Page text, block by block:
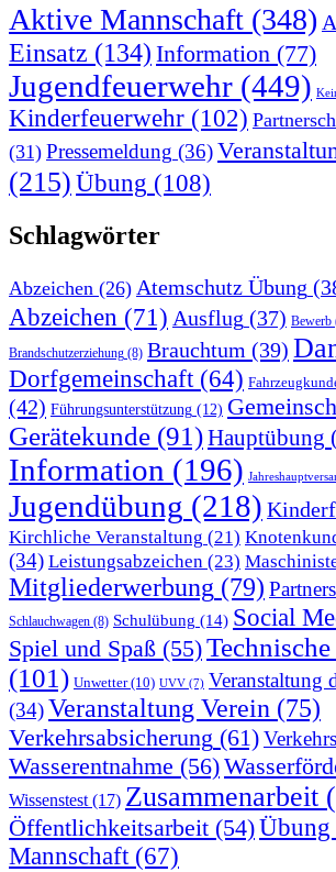
Aktive Mannschaft (348)
Einsatz (134) Information (77)
Jugendfeuerwehr (449)
Kinderfeuerwehr (102)
(31) Pressemeldung (36)
(215)Übung (108)
Schlagwörter
Abzeichen (26) Atemschutz Übung
Abzeichen (71) Ausflug (37) Bewerb
Brandschutzerziehung (8) Brauchtum (39)
Dorfgemeinschaft(64)
(42) Führungsunterstützung (12)
Gerätekunde (91)Hauptübung
Information (196)
Jugendübung (218)
Kirchliche Veranstaltung (21)
(34) Leistungsabzeichen (23)
Mitgliederwerbung (79)
Schlauchwagen (8) Schulübung (14) Social
Spiel und Spaß (55)
(101) Unwetter(10) UVV (7) Veranstaltung
(34)Veranstaltung Verein (75)
Verkehrsabsicherung (61)
Wasserentnahme (56)
Wissenstest(17) Zusammenarbeit
Öffentlichkeitsarbeit (54)Übung
Mannschaft(67)